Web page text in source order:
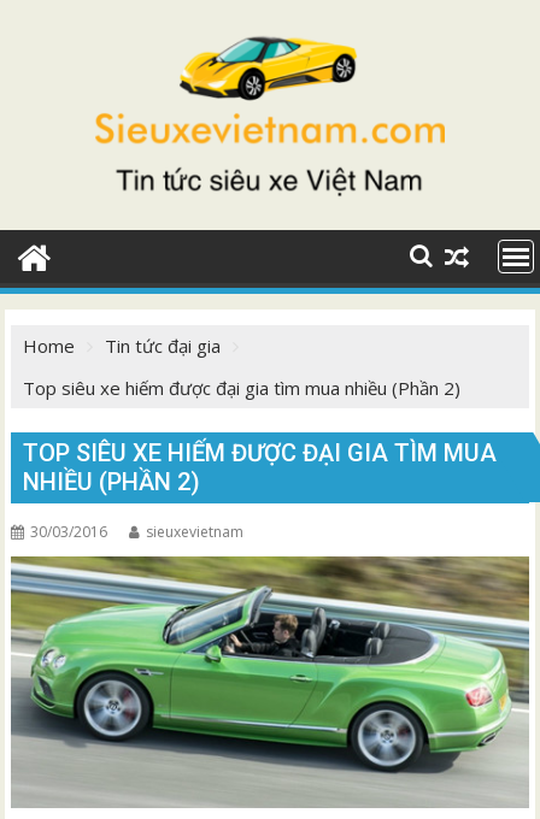
Home
Tin tức đại gia
Top siêu xe hiếm được đại gia tìm mua nhiều (Phần 2)
TOP SIÊU XE HIẾM ĐƯỢC ĐẠI GIA TÌM MUA
NHIỀU (PHẦN 2)
30/03/2016 sieuxevietnam